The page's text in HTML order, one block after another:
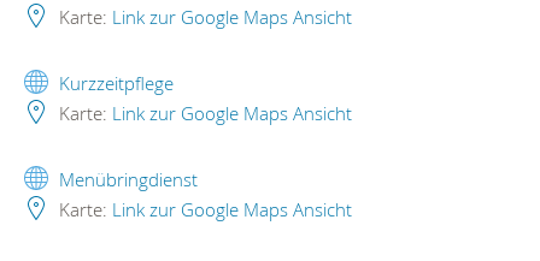
Karte: Link zur Google Maps Ansicht
Kurzzeitpflege
Karte: Link zur Google Maps Ansicht
Menübringdienst
Karte: Link zur Google Maps Ansicht